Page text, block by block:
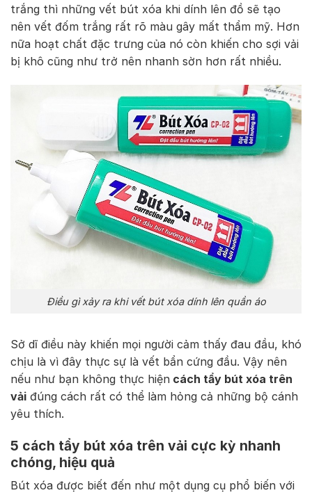
trắng thì những vết bút xóa khi dính lên đồ sẽ tạo
nên vết đốm trắng rất rõ màu gây mất thẩm mỹ. Hơn
nữa hoạt chất đặc trưng của nó còn khiến cho sợi vải
bị khô cũng như trở nên nhanh sờn hơn rất nhiều.
Điều gì xảy ra khi vết bút xóa dính lên quần áo
Sở dĩ điều này khiến mọi người cảm thấy đau đầu, khó
chịu là vì đây thực sự là vết bẩn cứng đầu. Vậy nên
nếu như bạn không thực hiện cách tẩy bút xóa trên
vải đúng cách rất có thể làm hỏng cả những bộ cánh
yêu thích.
5 cách tẩy bút xóa trên vải cực kỳ nhanh
chóng, hiệu quả
Bút xóa được biết đến như một dụng cụ phổ biến với